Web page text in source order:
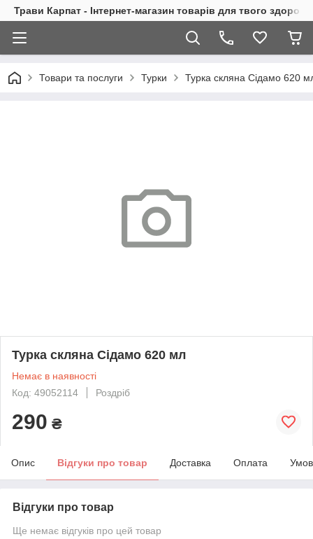
Трави Карпат - Інтернет-магазин товарів для твого
Товари та послуги Турки Турка скляна Сідамо 620
Турка скляна Сідамо 620 мл
Немає в наявності
Код: 49052114
Роздріб
290 ₴
Опис Відгуки про товар Доставка Оплата
Відгуки про товар
Ще немає відгуків про цей товар